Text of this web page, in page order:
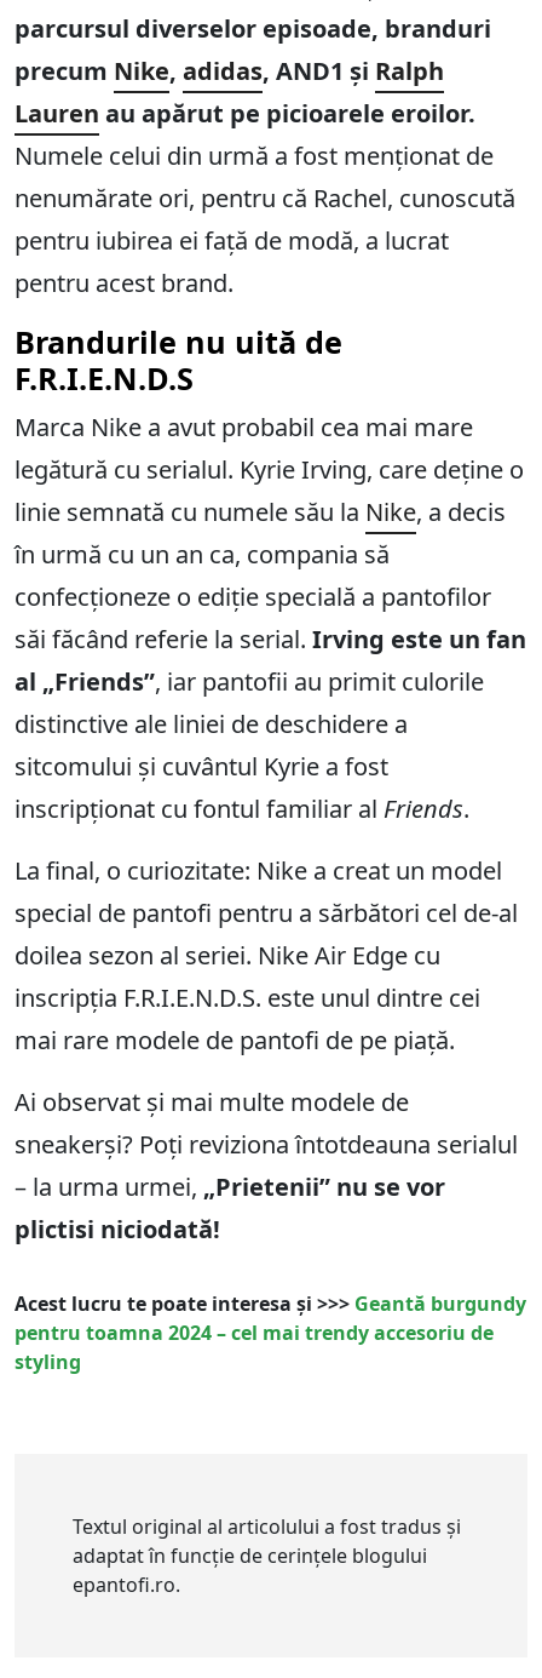
parcursul diverselor episoade, branduri
precum Nike, adidas, AND1 și Ralph
Lauren au apărut pe picioarele eroilor.
Numele celui din urmă a fost menționat de
nenumărate ori, pentru că Rachel, cunoscută
pentru iubirea ei față de modă, a lucrat
pentru acest brand.
Brandurile nu uită de
F.R.I.E.N.D.S
Marca Nike a avut probabil cea mai mare
legătură cu serialul. Kyrie Irving, care deține o
linie semnată cu numele său la Nike, a decis
în urmă cu un an ca, compania să
confecționeze o ediție specială a pantofilor
săi făcând referie la serial. Irving este un fan
al „Friends”, iar pantofii au primit culorile
distinctive ale liniei de deschidere a
sitcomului și cuvântul Kyrie a fost
inscripționat cu fontul familiar al Friends.
La final, o curiozitate: Nike a creat un model
special de pantofi pentru a sărbători cel de-al
doilea sezon al seriei. Nike Air Edge cu
inscripția F.R.I.E.N.D.S. este unul dintre cei
mai rare modele de pantofi de pe piață.
Ai observat și mai multe modele de
sneakerși? Poți reviziona întotdeauna serialul
– la urma urmei, „Prietenii” nu se vor
plictisi niciodată!
Acest lucru te poate interesa și >>> Geantă burgundy
pentru toamna 2024 – cel mai trendy accesoriu de
styling
Textul original al articolului a fost tradus și
adaptat în funcție de cerințele blogului
epantofi.ro.